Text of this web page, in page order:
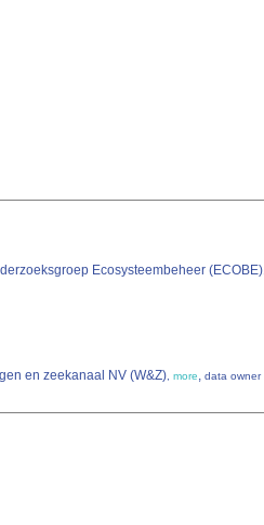
Ecosysteembeheer (ECOBE)
en zeekanaal NV (W&Z) more, data owner